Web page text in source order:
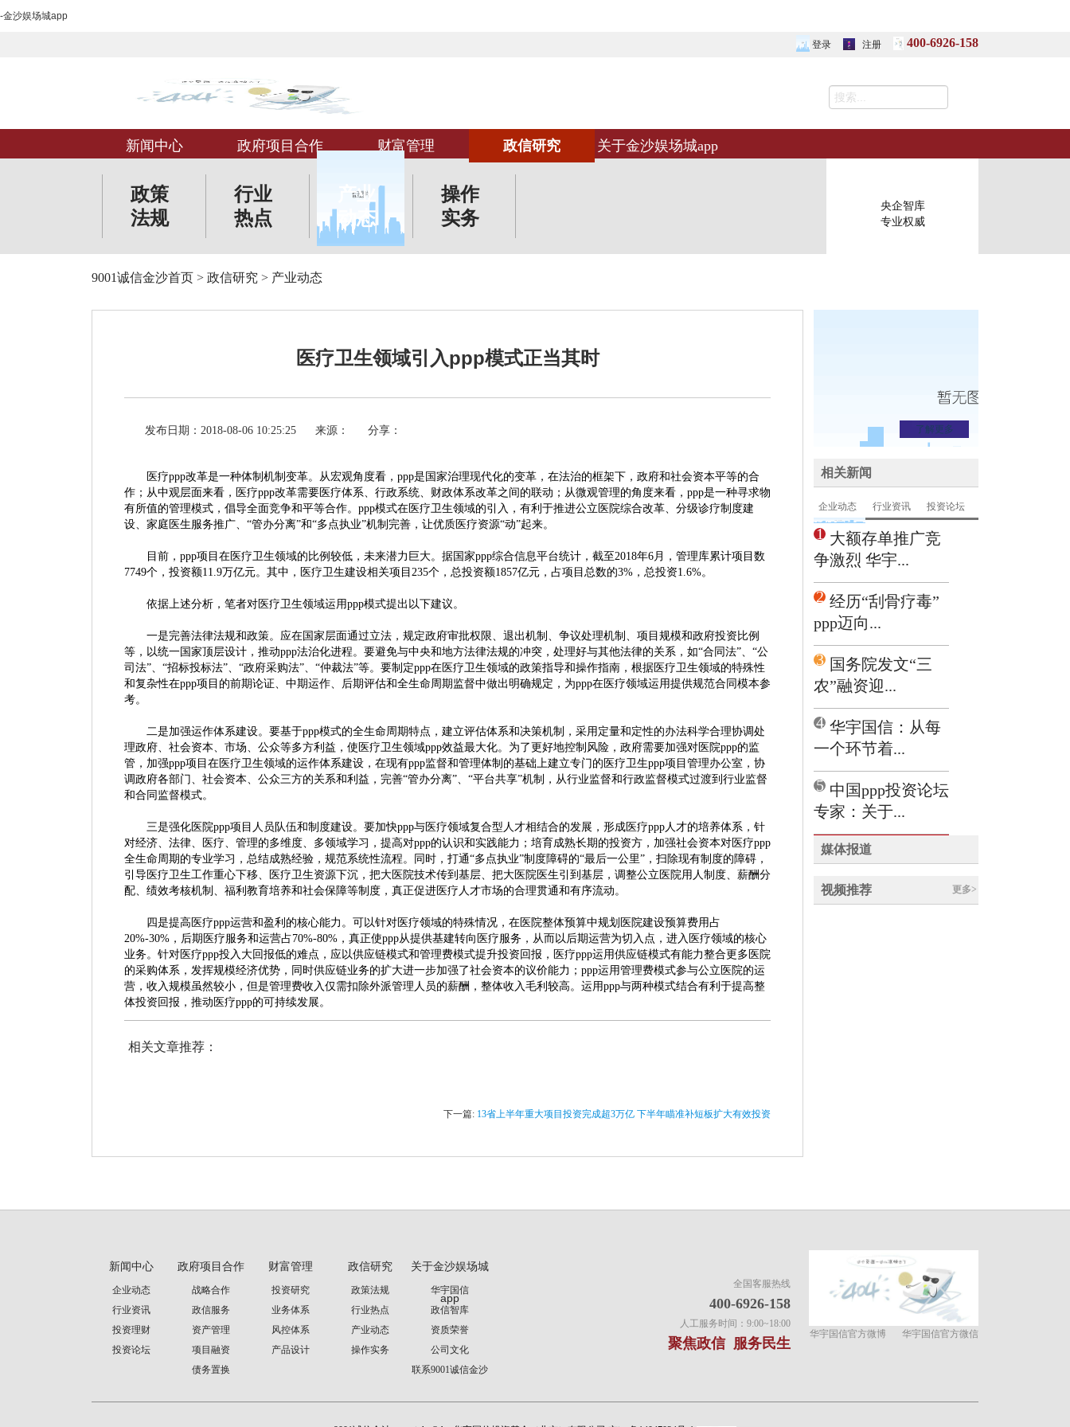
-金沙娱场城app
登录 注册 400-6926-158
新闻中心 政府项目合作 财富管理 政信研究 关于金沙娱场城app
政策
法规
行业
热点
产业
动态
操作
实务
央企智库
专业权威
9001诚信金沙首页 > 政信研究 > 产业动态
医疗卫生领域引入ppp模式正当其时
发布日期：2018-08-06 10:25:25 来源： 分享：
医疗ppp改革是一种体制机制变革。从宏观角度看，ppp是国家治理现代化的变革，在法治的框架下，政府和社会资本平等的合
作；从中观层面来看，医疗ppp改革需要医疗体系、行政系统、财政体系改革之间的联动；从微观管理的角度来看，ppp是一种寻求物
有所值的管理模式，倡导全面竞争和平等合作。ppp模式在医疗卫生领域的引入，有利于推进公立医院综合改革、分级诊疗制度建
设、家庭医生服务推广、“管办分离”和“多点执业”机制完善，让优质医疗资源“动”起来。
目前， ppp项目在医疗卫生领域的比例较低，未来潜力巨大。据国家ppp综合信息平台统计，截至2018年6月，管理库累计项目数
7749个，投资额11.9万亿元。其中，医疗卫生建设相关项目235个，总投资额1857亿元，占项目总数的3%，总投资1.6%。
依据上述分析，笔者对医疗卫生领域运用ppp模式提出以下建议。
一是完善法律法规和政策。应在国家层面通过立法，规定政府审批权限、退出机制、争议处理机制、项目规模和政府投资比例
等，以统一国家顶层设计，推动ppp法治化进程。要避免与中央和地方法律法规的冲突，处理好与其他法律的关系，如“合同法”、“公
司法”、“招标投标法”、“政府采购法”、“仲裁法”等。要制定ppp在医疗卫生领域的政策指导和操作指南，根据医疗卫生领域的特殊性
和复杂性在ppp项目的前期论证、中期运作、后期评估和全生命周期监督中做出明确规定，为ppp在医疗领域运用提供规范合同模本参
考。
二是加强运作体系建设。要基于ppp模式的全生命周期特点，建立评估体系和决策机制，采用定量和定性的办法科学合理协调处
理政府、社会资本、市场、公众等多方利益，使医疗卫生领域ppp效益最大化。为了更好地控制风险，政府需要加强对医院ppp的监
管，加强ppp项目在医疗卫生领域的运作体系建设，在现有ppp监督和管理体制的基础上建立专门的医疗卫生ppp项目管理办公室，协
调政府各部门、社会资本、公众三方的关系和利益，完善“管办分离”、“平台共享”机制，从行业监督和行政监督模式过渡到行业监督
和合同监督模式。
三是强化医院ppp项目人员队伍和制度建设。要加快ppp与医疗领域复合型人才相结合的发展，形成医疗ppp人才的培养体系，针
对经济、法律、医疗、管理的多维度、多领域学习，提高对ppp的认识和实践能力；培育成熟长期的投资方，加强社会资本对医疗ppp
全生命周期的专业学习，总结成熟经验，规范系统性流程。同时，打通“多点执业”制度障碍的“最后一公里”，扫除现有制度的障碍，
引导医疗卫生工作重心下移、医疗卫生资源下沉，把大医院技术传到基层、把大医院医生引到基层，调整公立医院用人制度、薪酬分
配、绩效考核机制、福利教育培养和社会保障等制度，真正促进医疗人才市场的合理贯通和有序流动。
四是提高医疗ppp运营和盈利的核心能力。可以针对医疗领域的特殊情况，在医院整体预算中规划医院建设预算费用占
20%-30%，后期医疗服务和运营占70%-80%，真正使ppp从提供基建转向医疗服务，从而以后期运营为切入点，进入医疗领域的核心
业务。针对医疗ppp投入大回报低的难点，应以供应链模式和管理费模式提升投资回报，医疗ppp运用供应链模式有能力整合更多医院
的采购体系，发挥规模经济优势，同时供应链业务的扩大进一步加强了社会资本的议价能力；ppp运用管理费模式参与公立医院的运
营，收入规模虽然较小，但是管理费收入仅需扣除外派管理人员的薪酬，整体收入毛利较高。运用ppp与两种模式结合有利于提高整
体投资回报，推动医疗ppp的可持续发展。
相关文章推荐：
下一篇: 13省上半年重大项目投资完成超3万亿 下半年瞄准补短板扩大有效投资
了解更多
相关新闻
企业动态 行业资讯 投资论坛
1 大额存单推广竞
争激烈 华宇...
2 经历“刮骨疗毒”
ppp迈向...
3 国务院发文“三
农”融资迎...
4 华宇国信：从每
一个环节着...
5 中国ppp投资论坛
专家：关于...
媒体报道
视频推荐 更多>
新闻中心
企业动态
行业资讯
投资理财
投资论坛
政府项目合作
战略合作
政信服务
资产管理
项目融资
债务置换
财富管理
投资研究
业务体系
风控体系
产品设计
政信研究
政策法规
行业热点
产业动态
操作实务
关于金沙娱场城
app
华宇国信
政信智库
资质荣誉
公司文化
联系9001诚信金沙
华宇国信官方微信
华宇国信官方微博
全国客服热线
400-6926-158
人工服务时间：9:00~18:00
聚焦政信 服务民生